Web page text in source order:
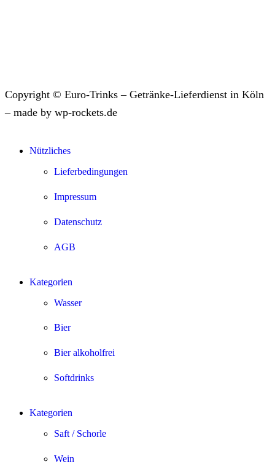
Copyright © Euro-Trinks – Getränke-Lieferdienst in Köln
– made by wp-rockets.de
Nützliches
Lieferbedingungen
Impressum
Datenschutz
AGB
Kategorien
Wasser
Bier
Bier alkoholfrei
Softdrinks
Kategorien
Saft / Schorle
Wein